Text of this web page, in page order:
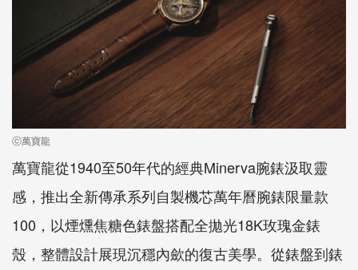
ⓒ萬寶龍
萬寶龍從1940至50年代的經典Minerva腕錶汲取靈
感，推出全新傳承系列自製機芯萬年曆腕錶限量款
100，以煙燻焦糖色錶盤搭配全拋光18K玫瑰金錶
殼，整體設計展現沉穩內歛的復古美學。從錶盤到錶